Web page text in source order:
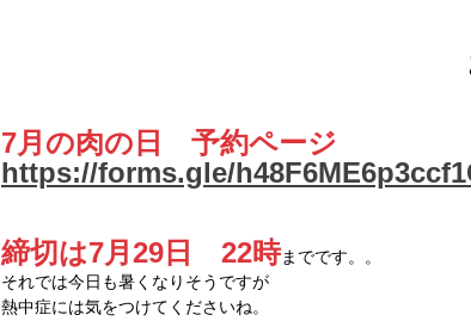
7月の肉の日　予約ページ
https://forms.gle/
締切は7月29日　22時までです。。
それでは今日も暑くなりそうですが
熱中症には気をつけてくださいね。